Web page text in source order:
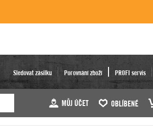
Sledovat zásilku Porovnání zboží PROFI servis
MŮJ ÚČET OBLÍBENÉ